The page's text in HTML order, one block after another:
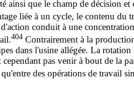
ainsi que le champ de décision
liée à un cycle, le contenu du
conduit à une
404 Contrairement à la
dans l'usine allégée. La
cependant pas venir à bout de la
qu'entre des opérations de travail